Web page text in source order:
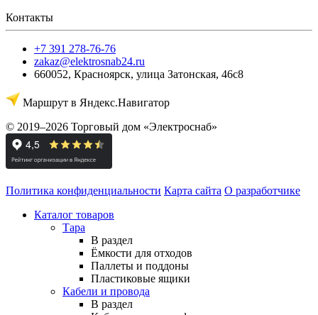
Контакты
+7 391 278-76-76
zakaz@elektrosnab24.ru
660052, Красноярск, улица Затонская, 46с8
Маршрут в Яндекс.Навигатор
© 2019–2026 Торговый дом «Электроснаб»
Политика конфиденциальности Карта сайта О разработчике
Каталог товаров
Тара
В раздел
Ёмкости для отходов
Паллеты и поддоны
Пластиковые ящики
Кабели и провода
В раздел